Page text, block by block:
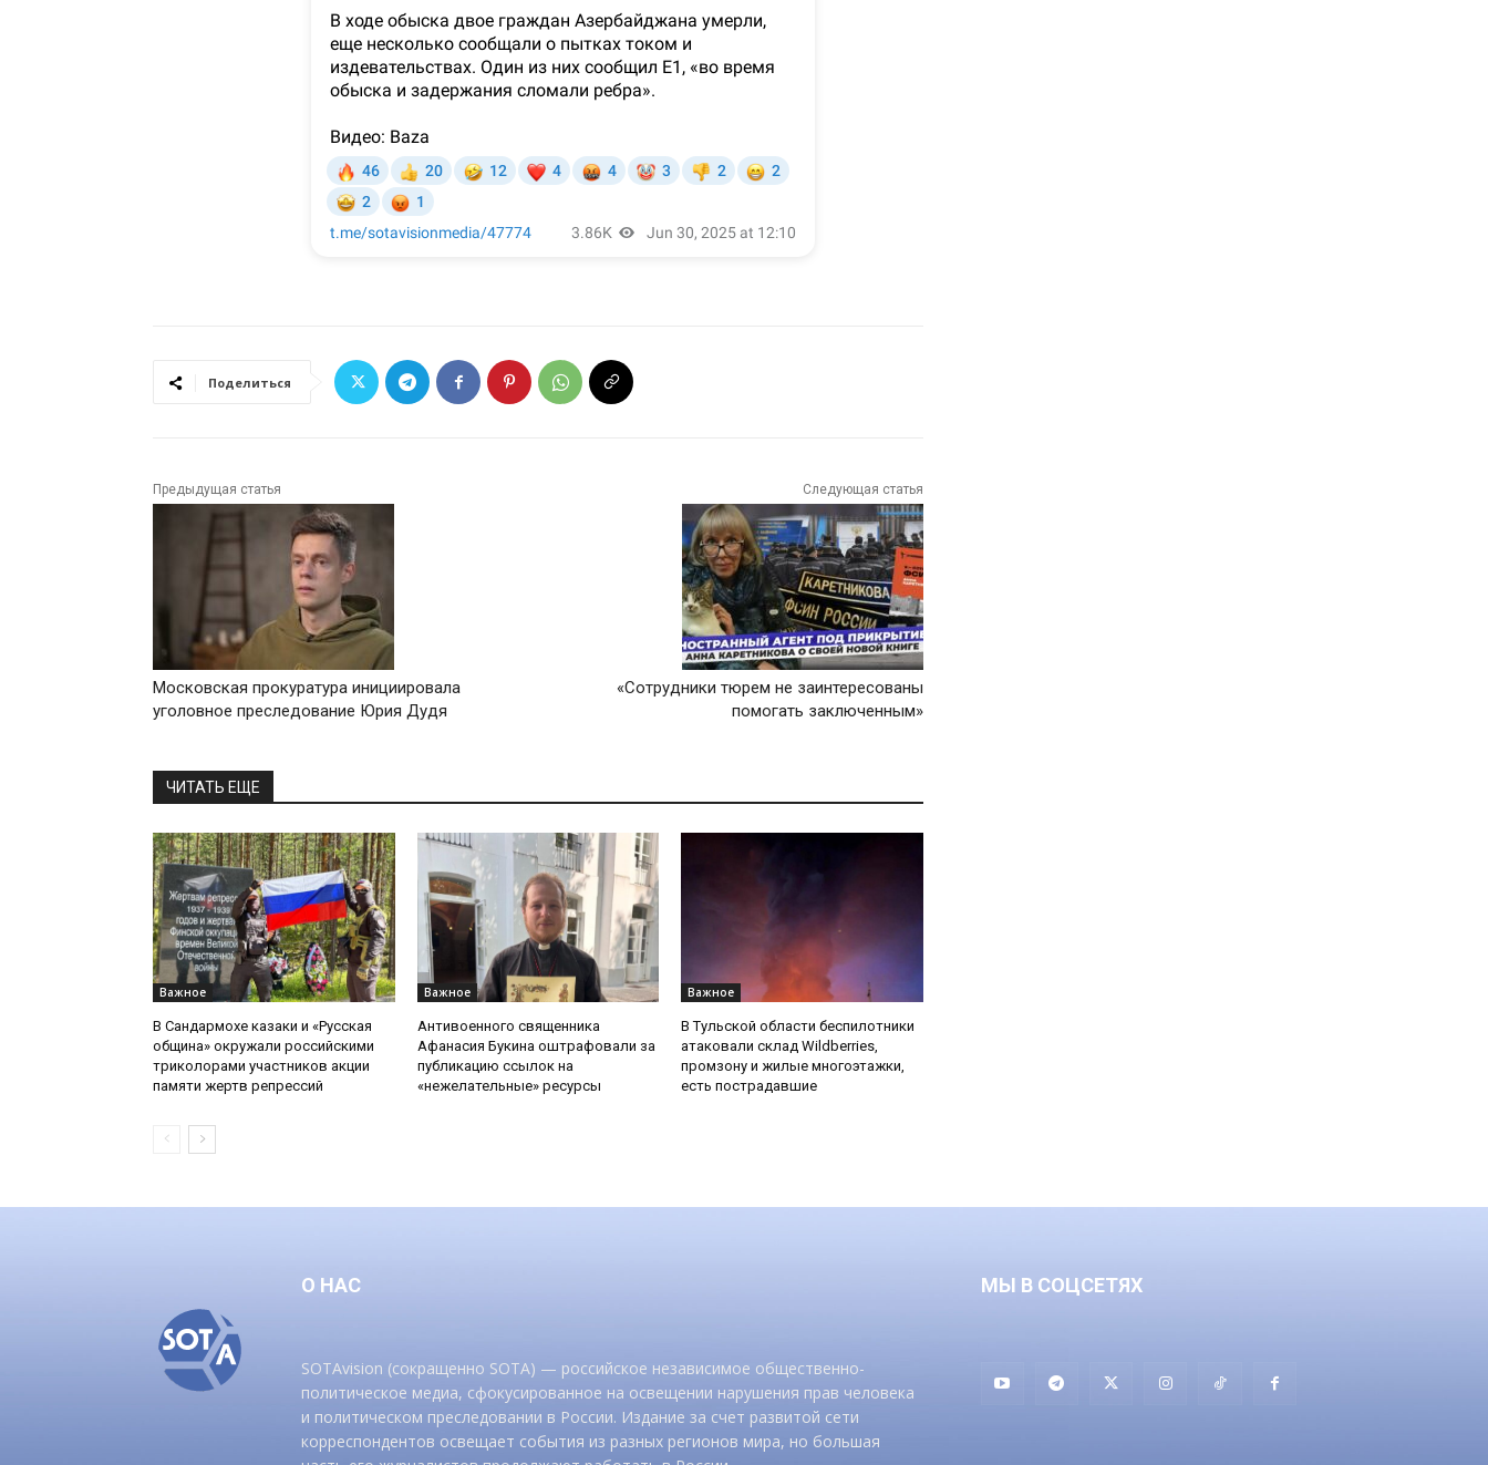
Поделиться
Предыдущая статья
Московская прокуратура инициировала
уголовное преследование Юрия Дудя
Следующая статья
«Сотрудники тюрем не заинтересованы
помогать заключенным»
ЧИТАТЬ ЕЩЕ
Важное
В Сандармохе казаки и «Русская
община» окружали российскими
триколорами участников акции
памяти жертв репрессий
Важное
Антивоенного священника
Афанасия Букина оштрафовали за
публикацию ссылок на
«нежелательные» ресурсы
Важное
В Тульской области беспилотники
атаковали склад Wildberries,
промзону и жилые многоэтажки,
есть пострадавшие
О НАС
SOTAvision (сокращенно SOTA) — российское независимое общественно-
политическое медиа, сфокусированное на освещении нарушения прав человека
и политическом преследовании в России. Издание за счет развитой сети
корреспондентов освещает события из разных регионов мира, но большая
МЫ В СОЦСЕТЯХ